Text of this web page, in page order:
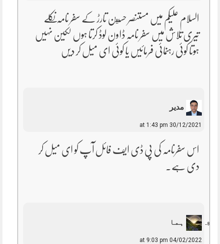
السلام علیکم میں مستنصر حسين تارڑ کے سفر نامہ نکلے
تیری تلاش میں سفر نامہ ڈاون لوڈ کرتا ہوں لکین نہیں
ہوتا کوئی رہنمائی فرمائیں یا کوئی ای میل کر دیں
مدیر
30/12/2021 at 1:43 pm
اس سفرنامہ کی پی ڈی ایف فائل آپ کو ای میل کر
دی ہے۔
ہما
04/02/2022 at 9:03 pm